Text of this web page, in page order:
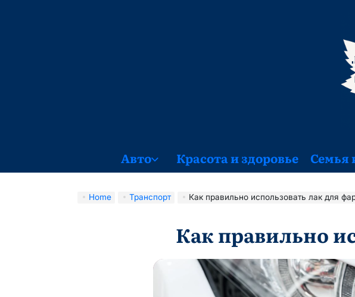
Авто Красота и здоровье Семья
Home Транспорт Как правильно использовать лак для
Как правильно